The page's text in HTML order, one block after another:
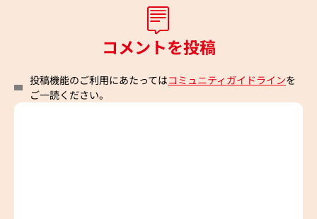
コメントを投稿
投稿機能のご利用にあたってはコミュニティガイドラインを
ご一読ください。